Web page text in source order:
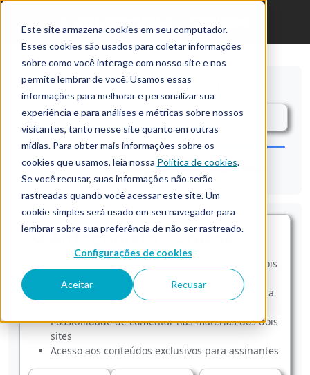
Este site armazena cookies em seu computador.
Esses cookies são usados para coletar informações
sobre como você interage com nosso site e nos
permite lembrar de você. Usamos essas
informações para melhorar e personalizar sua
experiência e para análises e métricas sobre nossos
visitantes, tanto nesse site quanto em outras
mídias. Para obter mais informações sobre os
cookies que usamos, leia nossa Política de cookies.
Se você recusar, suas informações não serão
rastreadas quando você acessar este site. Um
cookie simples será usado em seu navegador para
lembrar sobre sua preferência de não ser rastreado.
Configurações de cookies
Aceitar Recusar
ASSINE AGORA COM
Uma maneira ainda mais simples e
rápida de assinar o Antagonista e a
Crusoé.
SAIBA MAIS
O Antagonista + Crusoé
Melhor oferta de assinatura com acesso aos dois
sites por 12 meses
Navegação livre de banners publicitários (veja a
Possibilidade de comentar nas matérias dos dois
sites
Acesso aos conteúdos exclusivos para assinantes